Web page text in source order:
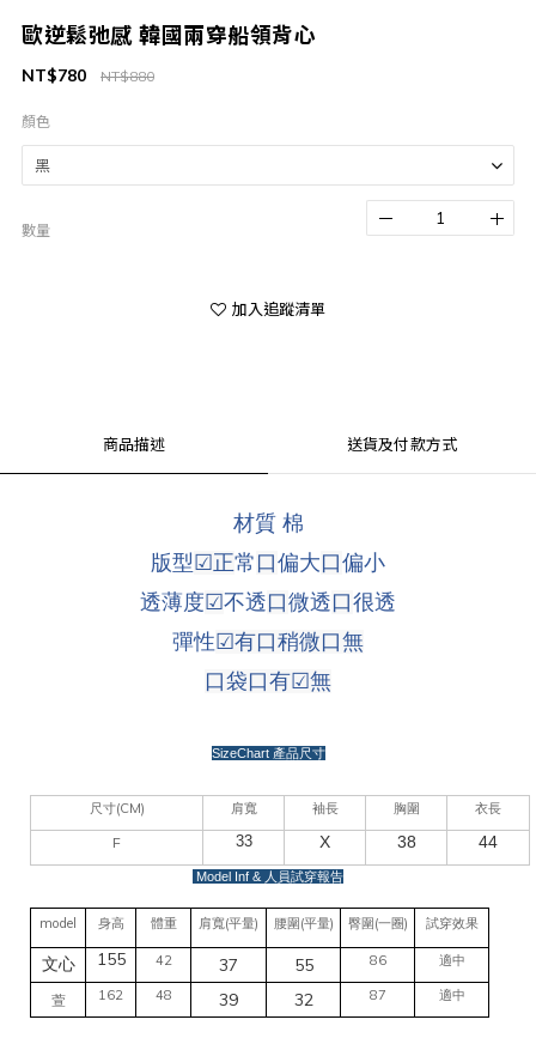
歐逆鬆弛感 韓國兩穿船領背心
NT$880
NT$780
顏色
數量
加入追蹤清單
商品描述 送貨及付款方式
材質 棉
版型 ☑正常 口偏大口偏小
透薄度☑不透口微透口很透
彈性☑有口稍微口無
口袋口有☑無
SizeChart 產品尺寸
尺寸(CM) 肩寬 袖長 胸圍 衣長
F 33 X 38 44
Model Inf & 人員試穿報告
model 身高 體重 肩寬(平量) 腰圍(平量) 臀圍(一圈) 試穿效果
文心 155 42 37 55 86 適中
萱 162 48 39 32 87 適中